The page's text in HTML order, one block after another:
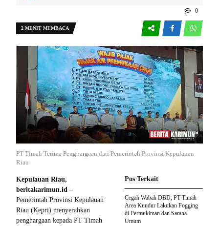
0
2 MENIT MEMBACA
PT Timah Terima Penghargaan dari Pemerintah Provinsi Kepulauan
Riau
Kepulauan Riau,
beritakarimun.id –
Pemerintah Provinsi Kepulauan
Riau (Kepri) menyerahkan
penghargaan kepada PT Timah
Pos Terkait
Cegah Wabah DBD, PT Timah
Area Kundur Lakukan Fogging
di Permukiman dan Sarana
Umum